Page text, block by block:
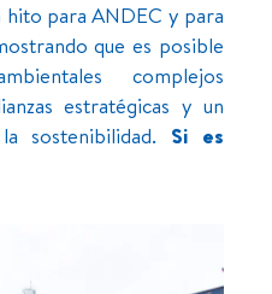
para ANDEC y para
que es posible
complejos
estratégicas y un
sostenibilidad. Si es